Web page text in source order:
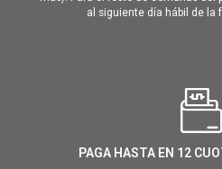
al siguiente día hábil de la
PAGA HASTA EN 12